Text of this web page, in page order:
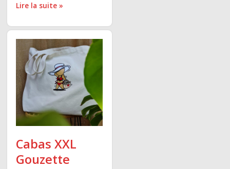
Lire la suite »
Cabas XXL
Gouzette
Gouzette